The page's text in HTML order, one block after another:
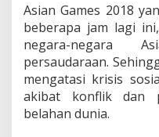
Asian Games 2018
beberapa jam lagi
negara-negara
persaudaraan.
mengatasi krisis
akibat konflik dan
belahan dunia.